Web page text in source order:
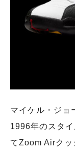
マイケル・ジョ
1996年のスタ
てZoom Airク